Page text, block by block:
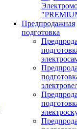
Предпродажная
подготовка